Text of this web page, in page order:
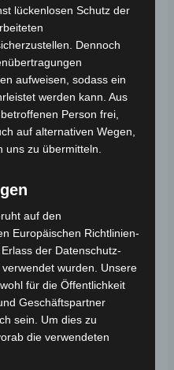
KUNSTSTOFF
Bewertet
mit
0
von
5
49,00€ *
IN DEN WARENKORB
lückenlosen Schutz der
Dennoch
aufweisen, sodass ein
werden kann. Aus
Person frei,
auf alternativen Wegen,
uns zu übermitteln.
auf den
Europäischen Richtlinien-
der Datenschutz-
wurden. Unsere
für die Öffentlichkeit
Geschäftspartner
sein. Um dies zu
die verwendeten